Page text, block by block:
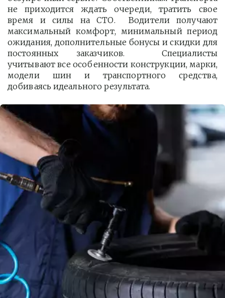
не приходится ждать очереди, тратить свое
время и силы на СТО. Водители получают
максимальный комфорт, минимальный период
ожидания, дополнительные бонусы и скидки для
постоянных заказчиков. Специалисты
учитывают все особенности конструкции, марки,
модели шин и транспортного средства,
добиваясь идеального результата.